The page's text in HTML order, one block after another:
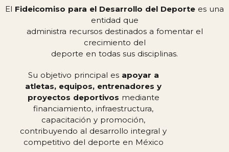
El Fideicomiso para el Desarrollo del Deporte es una
entidad que
administra recursos destinados a fomentar el
crecimiento del
deporte en todas sus disciplinas.
Su objetivo principal es apoyar a
atletas, equipos, entrenadores y
proyectos deportivos mediante
financiamiento, infraestructura,
capacitación y promoción,
contribuyendo al desarrollo integral y
competitivo del deporte en México